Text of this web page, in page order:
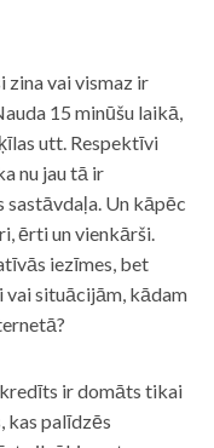
zina vai vismaz ir
15 minūšu laikā,
utt. Respektīvi
nu jau tā ir
sastāvdaļa. Un kāpēc
ērti un vienkārši.
iezīmes, bet
situācijām, kādam
ir domāts tikai
kas palīdzēs